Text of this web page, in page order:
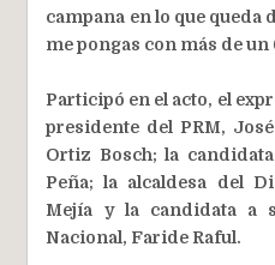
campana en lo que queda
me pongas con más de un
Participó en el acto, el
presidente del PRM,
Ortiz Bosch; la
Peña; la alcaldesa del
Mejía y la candidata a
Nacional, Faride Raful.